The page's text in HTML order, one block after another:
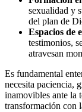
sexualidad y
del plan de
Espacios de
testimonios,
atravesan
Es fundamental
necesita paciencia,
inamovibles ante la
transformación con